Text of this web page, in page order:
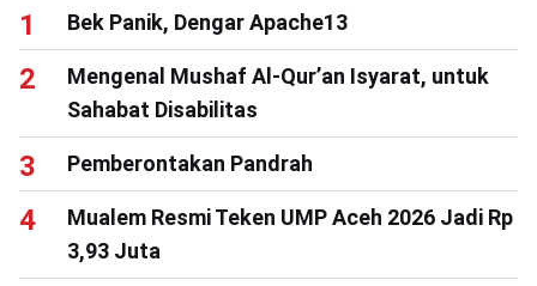
Bek Panik, Dengar Apache13
Mengenal Mushaf Al-Qur’an Isyarat, untuk
Sahabat Disabilitas
Pemberontakan Pandrah
Mualem Resmi Teken UMP Aceh 2026 Jadi Rp
3,93 Juta